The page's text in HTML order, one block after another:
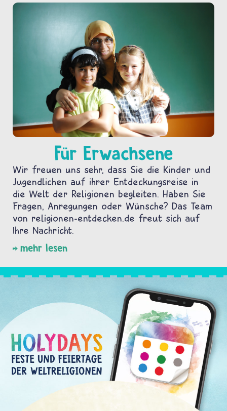
Für Erwachsene
Wir freuen uns sehr, dass Sie die Kinder und
Jugendlichen auf ihrer Entdeckungsreise in
die Welt der Religionen begleiten. Haben Sie
Fragen, Anregungen oder Wünsche? Das Team
von religionen-entdecken.de freut sich auf
Ihre Nachricht.
mehr lesen